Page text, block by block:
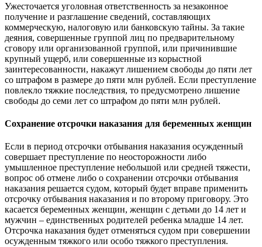
Ужесточается уголовная ответственность за незаконное
получение и разглашение сведений, составляющих
коммерческую, налоговую или банковскую тайны. За такие
деяния, совершенные группой лиц по предварительному
сговору или организованной группой, или причинившие
крупный ущерб, или совершенные из корыстной
заинтересованности, накажут лишением свободы до пяти лет
со штрафом в размере до пяти млн рублей. Если преступление
повлекло тяжкие последствия, то предусмотрено лишение
свободы до семи лет со штрафом до пяти млн рублей.
Сохранение отсрочки наказания для беременных женщин
Если в период отсрочки отбывания наказания осужденный
совершает преступление по неосторожности либо
умышленное преступление небольшой или средней тяжести,
вопрос об отмене либо о сохранении отсрочки отбывания
наказания решается судом, который будет вправе применить
отсрочку отбывания наказания и по второму приговору. Это
касается беременных женщин, женщин с детьми до 14 лет и
мужчин ‒ единственных родителей ребенка младше 14 лет.
Отсрочка наказания будет отменяться судом при совершении
осужденным тяжкого или особо тяжкого преступления.